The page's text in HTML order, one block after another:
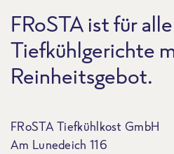
FRoSTA ist für
Tiefkühlgerichte
Reinheitsgebot.
FRoSTA Tiefkühlkost GmbH
Am Lunedeich 116